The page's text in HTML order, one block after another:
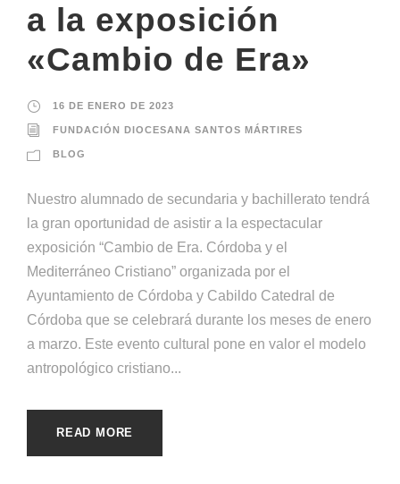
a la exposición
«Cambio de Era»
16 DE ENERO DE 2023
FUNDACIÓN DIOCESANA SANTOS MÁRTIRES
BLOG
Nuestro alumnado de secundaria y bachillerato tendrá
la gran oportunidad de asistir a la espectacular
exposición “Cambio de Era. Córdoba y el
Mediterráneo Cristiano” organizada por el
Ayuntamiento de Córdoba y Cabildo Catedral de
Córdoba que se celebrará durante los meses de enero
a marzo. Este evento cultural pone en valor el modelo
antropológico cristiano...
READ MORE